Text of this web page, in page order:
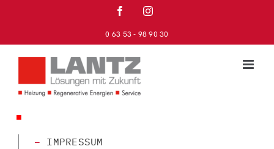
FacebookInstagram
0 63 53 - 98 90 30
■
– IMPRESSUM